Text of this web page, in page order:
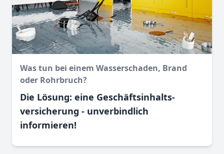
Was tun bei einem Wasser­schaden, Brand
oder Rohr­bruch?
Die Lösung: eine Geschäftsinhalts­
versicherung - unverbindlich
informieren!